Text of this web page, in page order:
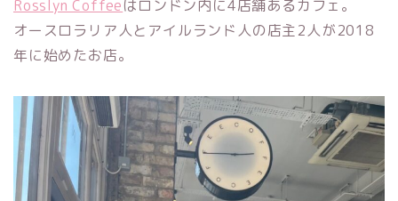
Rosslyn Coffeeはロンドン内に4店舗あるカフェ。
オースロラリア人とアイルランド人の店主2人が2018
年に始めたお店。